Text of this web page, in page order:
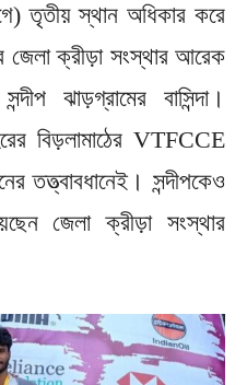
তৃতীয় স্থান অধিকার করে
জেলা ক্রীড়া সংস্থার আরেক
ঝাড়গ্রামের বাসিন্দা।
বিড়লামাঠের VTFCCE
তত্ত্বাবধানেই। সন্দীপকেও
জেলা ক্রীড়া সংস্থার